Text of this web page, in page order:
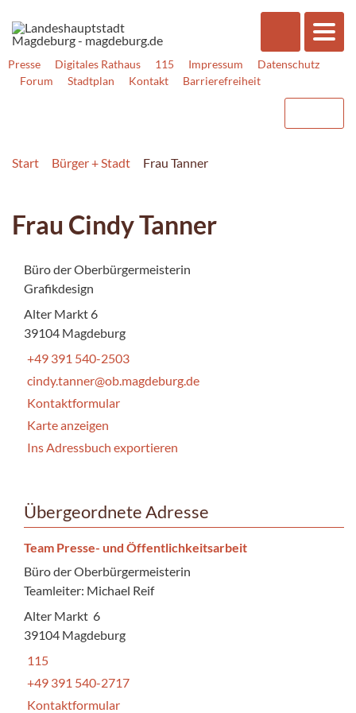
Presse Digitales Rathaus 115 Impressum
Datenschutz
Forum
Stadtplan Kontakt Barrierefreiheit
Start Bürger + Stadt Frau Tanner
Frau Cindy Tanner
Büro der Oberbürgermeisterin
Grafikdesign
Alter Markt 6
39104 Magdeburg
+49 391 540-2503
cindy.tanner@ob.magdeburg.de
Kontaktformular
Karte anzeigen
Ins Adressbuch exportieren
Übergeordnete Adresse
Team Presse- und Öffentlichkeitsarbeit
Büro der Oberbürgermeisterin
Teamleiter: Michael Reif
Alter Markt 6
39104 Magdeburg
115
+49 391 540-2717
Kontaktformular